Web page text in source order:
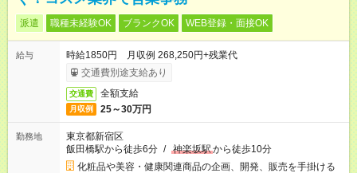
派遣 職種未経験OK ブランクOK WEB登録・面接OK
給与
時給1850円 月収例 268,250円+残業代
交通費別途支給あり
交通費 全額支給
月収例 25～30万円
勤務地
東京都新宿区
飯田橋駅から徒歩6分 / 神楽坂駅から徒歩10分
化粧品や美容・健康関連商品の企画、開発、販売を手掛ける